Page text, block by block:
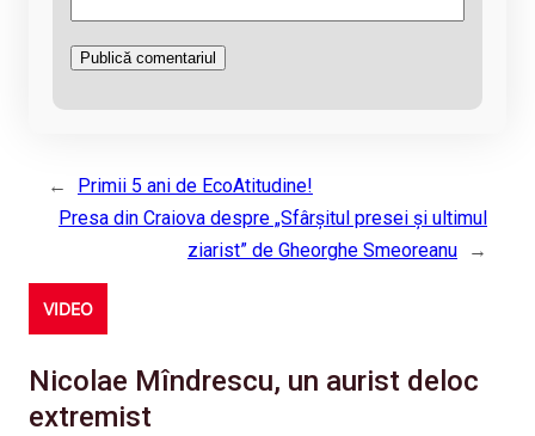
←
Primii 5 ani de EcoAtitudine!
Presa din Craiova despre „Sfârşitul presei şi ultimul
ziarist” de Gheorghe Smeoreanu
→
VIDEO
Nicolae Mîndrescu, un aurist deloc
extremist